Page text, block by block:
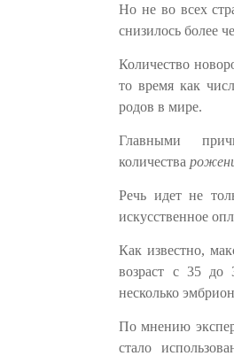
Но не во всех
снизилось более
Количество
то время как
родов в мире.
Главными
количества
Речь идет не
искусственное
Как известно,
возраст с 35 до
несколько
По мнению
стало